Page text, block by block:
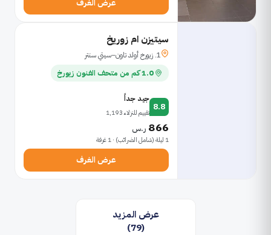
عرض الغرف
سيتيزن ام زوريخ
1. زيورخ أولد تاون–سيتي سنتر
1.0 كم من متحف الفنون زيورخ
8.8
جيد جداً
تقييم للنزلاء 1,193
866 ر.س
1 ليلة (شامل الضرائب) · 1 غرفة
عرض الغرف
عرض المزيد
(79)